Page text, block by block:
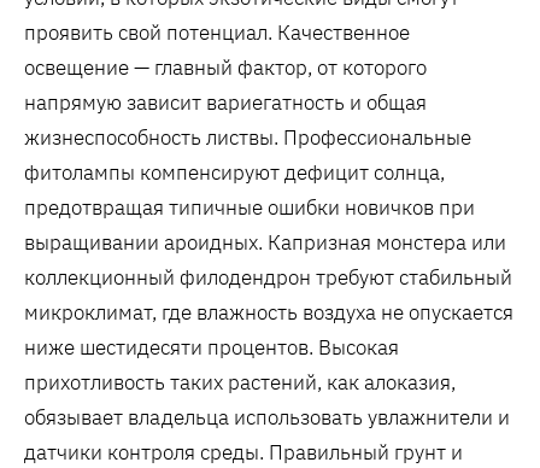
проявить свой потенциал. Качественное
освещение — главный фактор, от которого
напрямую зависит вариегатность и общая
жизнеспособность листвы. Профессиональные
фитолампы компенсируют дефицит солнца,
предотвращая типичные ошибки новичков при
выращивании ароидных. Капризная монстера или
коллекционный филодендрон требуют стабильный
микроклимат, где влажность воздуха не опускается
ниже шестидесяти процентов. Высокая
прихотливость таких растений, как алоказия,
обязывает владельца использовать увлажнители и
датчики контроля среды. Правильный грунт и